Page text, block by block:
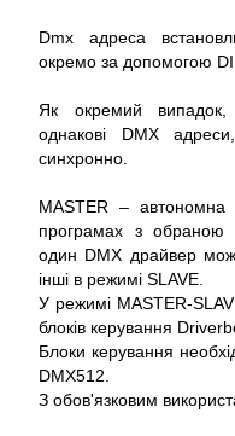
Dmx адреса
окремо за допомогою
Як окремий
однакові DMX
синхронно.
MASTER – автономна
програмах з обраною
один DMX драйвер
інші в режимі SLAVE.
У режимі MASTER-
блоків керування
Блоки керування
DMX512.
З обов'язковим